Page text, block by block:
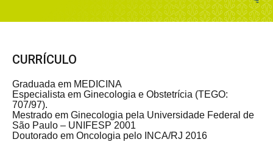
CURRÍCULO
Graduada em MEDICINA
Especialista em Ginecologia e Obstetrícia (TEGO:
707/97).
Mestrado em Ginecologia pela Universidade Federal de
São Paulo – UNIFESP 2001
Doutorado em Oncologia pelo INCA/RJ 2016